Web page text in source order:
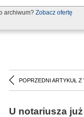
archiwum? Zobacz ofertę
POPRZEDNI ARTYKUŁ Z
U notariusza